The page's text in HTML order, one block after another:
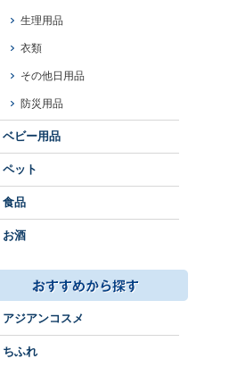
生理用品
衣類
その他日用品
防災用品
ベビー用品
ペット
食品
お酒
アジアンコスメ
ちふれ